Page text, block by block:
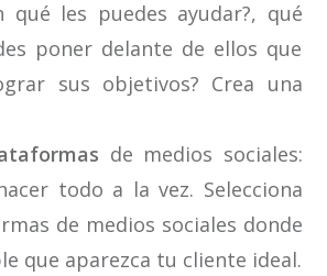
qué les puedes ayudar?, qué
poner delante de ellos que
sus objetivos? Crea una
de medios sociales:
todo a la vez. Selecciona
de medios sociales donde
que aparezca tu cliente ideal.